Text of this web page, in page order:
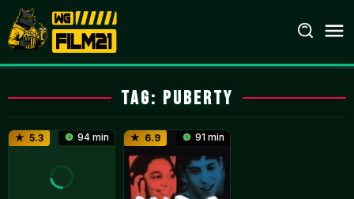
Loncat
ke
konten
Tag: puberty
5.3 94 min 6.9 91 min